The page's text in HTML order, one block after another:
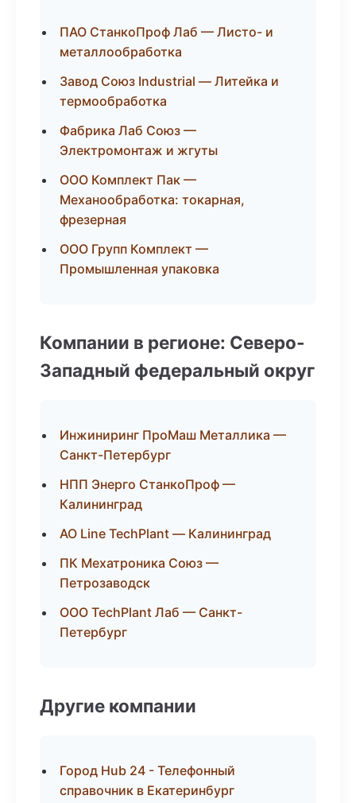
ПАО СтанкоПроф Лаб — Листо- и
металлообработка
Завод Союз Industrial — Литейка и
термообработка
Фабрика Лаб Союз —
Электромонтаж и жгуты
ООО Комплект Пак —
Механообработка: токарная,
фрезерная
ООО Групп Комплект —
Промышленная упаковка
Компании в регионе: Северо-
Западный федеральный округ
Инжиниринг ПроМаш Металлика —
Санкт-Петербург
НПП Энерго СтанкоПроф —
Калининград
АО Line TechPlant — Калининград
ПК Мехатроника Союз —
Петрозаводск
ООО TechPlant Лаб — Санкт-
Петербург
Другие компании
Город Hub 24 - Телефонный
справочник в Екатеринбург